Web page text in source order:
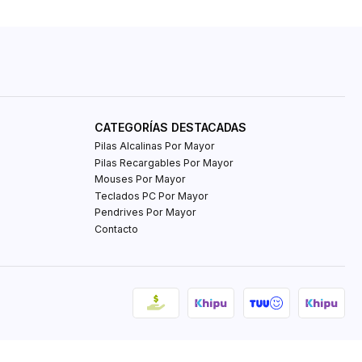
CATEGORÍAS DESTACADAS
Pilas Alcalinas Por Mayor
Pilas Recargables Por Mayor
Mouses Por Mayor
Teclados PC Por Mayor
Pendrives Por Mayor
Contacto